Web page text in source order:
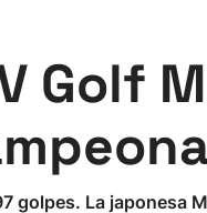
Golf
golpes. La japonesa